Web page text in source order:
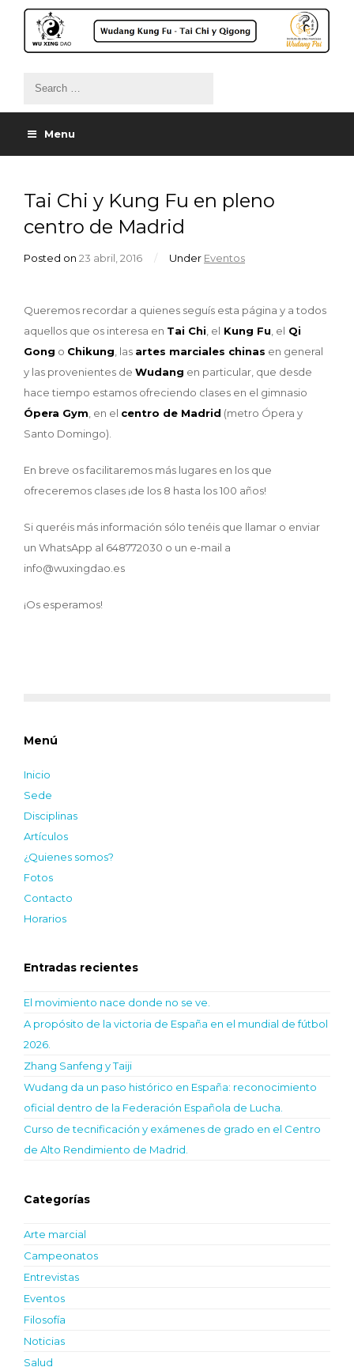
Menu
Tai Chi y Kung Fu en pleno
centro de Madrid
Posted on 23 abril, 2016 / Under Eventos
Queremos recordar a quienes seguís esta página y a todos
aquellos que os interesa en Tai Chi , el Kung Fu , el Qi
Gong o Chikung , las artes marciales chinas en general
y las provenientes de Wudang en particular, que desde
hace tiempo estamos ofreciendo clases en el gimnasio
Ópera Gym , en el centro de Madrid (metro Ópera y
Santo Domingo).
En breve os facilitaremos más lugares en los que
ofreceremos clases ¡de los 8 hasta los 100 años!
Si queréis más información sólo tenéis que llamar o enviar
un WhatsApp al 648772030 o un e-mail a
info@wuxingdao.es
¡Os esperamos!
Menú
Inicio
Sede
Disciplinas
Artículos
¿Quienes somos?
Fotos
Contacto
Horarios
Entradas recientes
El movimiento nace donde no se ve.
A propósito de la victoria de España en el mundial de fútbol
2026.
Zhang Sanfeng y Taiji
Wudang da un paso histórico en España: reconocimiento
oficial dentro de la Federación Española de Lucha.
Curso de tecnificación y exámenes de grado en el Centro
de Alto Rendimiento de Madrid.
Categorías
Arte marcial
Campeonatos
Entrevistas
Eventos
Filosofía
Noticias
Salud